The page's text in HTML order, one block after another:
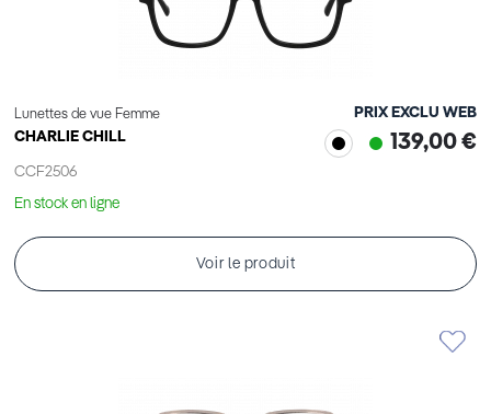
Lunettes de vue Femme
CHARLIE CHILL
CCF2506
PRIX EXCLU WEB
139,00 €
En stock en ligne
Voir le produit